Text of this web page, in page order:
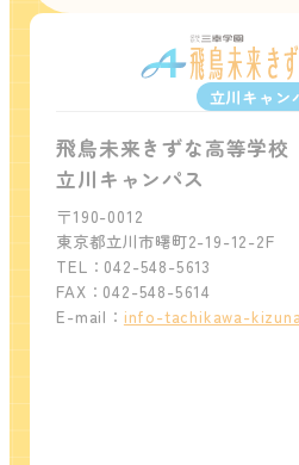
立川キャン
飛鳥未来きずな高等学校
立川キャンパス
〒190-0012
東京都立川市曙町2-19-12-2F
TEL：042-548-5613
FAX：042-548-5614
E-mail： info-tachikawa-